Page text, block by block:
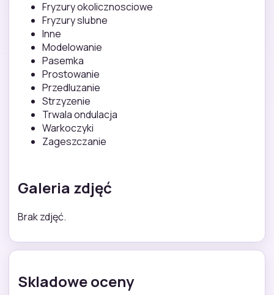
Fryzury okolicznosciowe
Fryzury slubne
Inne
Modelowanie
Pasemka
Prostowanie
Przedluzanie
Strzyzenie
Trwala ondulacja
Warkoczyki
Zageszczanie
Galeria zdjęć
Brak zdjęć.
Skladowe oceny